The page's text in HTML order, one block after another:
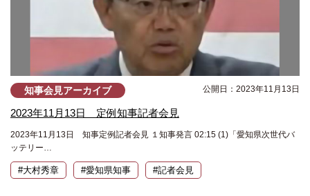
知事会見アーカイブ 公開日：2023年11月13日
2023年11月13日 定例知事記者会見
2023年11月13日 知事定例記者会見 １知事発言 02:15 (1)「愛知県次世代バ
ッテリー…
#大村秀章 #愛知県知事 #記者会見